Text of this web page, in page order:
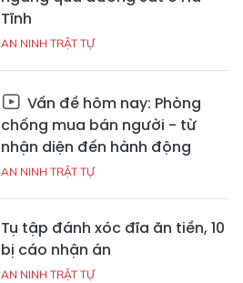
Tĩnh
AN NINH TRẬT TỰ
Vấn đề hôm nay: Phòng
chống mua bán người - từ
nhận diện đến hành động
AN NINH TRẬT TỰ
Tụ tập đánh xóc đĩa ăn tiền, 10
bị cáo nhận án
AN NINH TRẬT TỰ